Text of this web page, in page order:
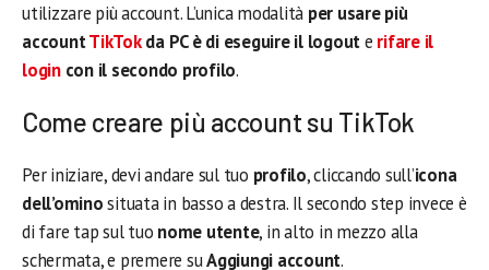
utilizzare più account. L’unica modalità per usare più
accountTikTokda PC è di eseguire il logoute rifare il
logincon il secondo profilo.
Come creare più account su TikTok
Per iniziare, devi andare sul tuo profilo, cliccando sull’icona
dell’ominosituata in basso a destra. Il secondo step invece è
di fare tap sul tuo nome utente, in alto in mezzo alla
schermata, e premere suAggiungi account.